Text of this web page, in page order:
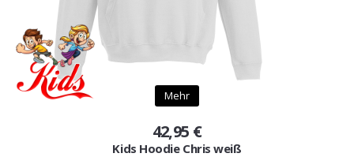
Mehr
42,95 €
Kids Hoodie Chris weiß